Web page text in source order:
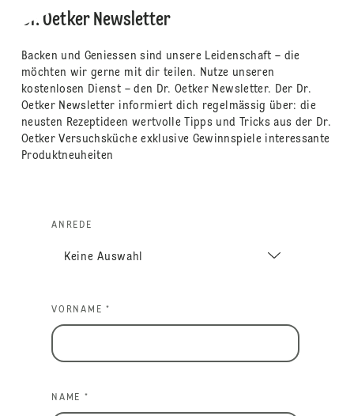
Dr. Oetker Newsletter
Backen und Geniessen sind unsere Leidenschaft – die
möchten wir gerne mit dir teilen. Nutze unseren
kostenlosen Dienst – den Dr. Oetker Newsletter. Der Dr.
Oetker Newsletter informiert dich regelmässig über: die
neusten Rezeptideen wertvolle Tipps und Tricks aus der Dr.
Oetker Versuchsküche exklusive Gewinnspiele interessante
Produktneuheiten
ANREDE
VORNAME *
NAME *